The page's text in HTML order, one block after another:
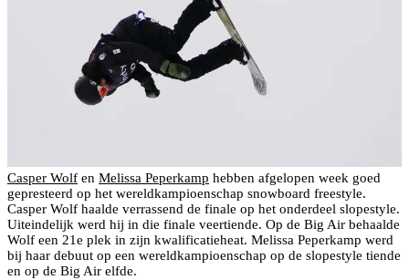
Casper Wolf en Melissa Peperkamp hebben afgelopen week goed
gepresteerd op het wereldkampioenschap snowboard freestyle.
Casper Wolf haalde verrassend de finale op het onderdeel slopestyle.
Uiteindelijk werd hij in die finale veertiende. Op de Big Air behaalde
Wolf een 21e plek in zijn kwalificatieheat. Melissa Peperkamp werd
bij haar debuut op een wereldkampioenschap op de slopestyle tiende
en op de Big Air elfde.